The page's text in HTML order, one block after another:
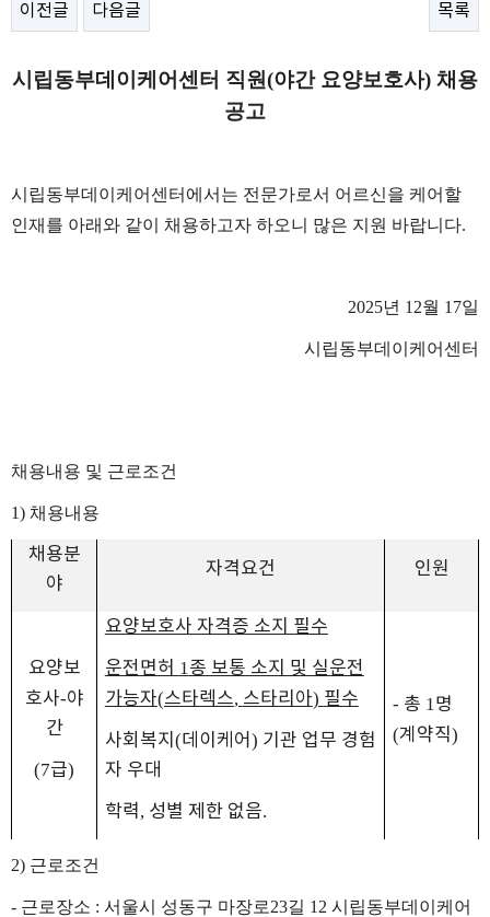
이전글 다음글 목록
시립동부데이케어센터 직원(야간 요양보호사) 채용
공고
시립동부데이케어센터에서는 전문가로서 어르신을 케어할
인재를 아래와 같이 채용하고자 하오니 많은 지원 바랍니다.
2025년 12월 17일
시립동부데이케어센터
채용내용 및 근로조건
1) 채용내용
채용분
야
자격요건 인원
요양보
호사-야
간
(7급)
요양보호사 자격증 소지 필수
운전면허 1종 보통 소지 및 실운전
가능자(스타렉스, 스타리아) 필수
사회복지 (데이케어 ) 기관 업무 경험
자 우대
학력, 성별 제한 없음.
- 총 1명
(계약직)
2) 근로조건
- 근로장소 : 서울시 성동구 마장로23길 12 시립동부데이케어